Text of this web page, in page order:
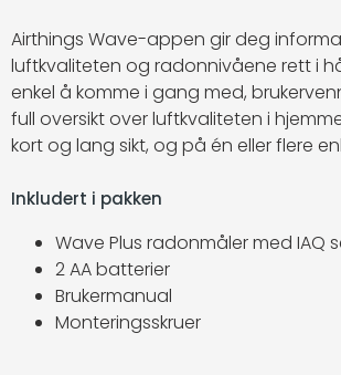
Airthings Wave-appen gir deg
luftkvaliteten og radonnivåene rett i
enkel å komme i gang med,
full oversikt over luftkvaliteten i
kort og lang sikt, og på én eller flere
Inkludert i pakken
Wave Plus radonmåler med IAQ
2 AA batterier
Brukermanual
Monteringsskruer